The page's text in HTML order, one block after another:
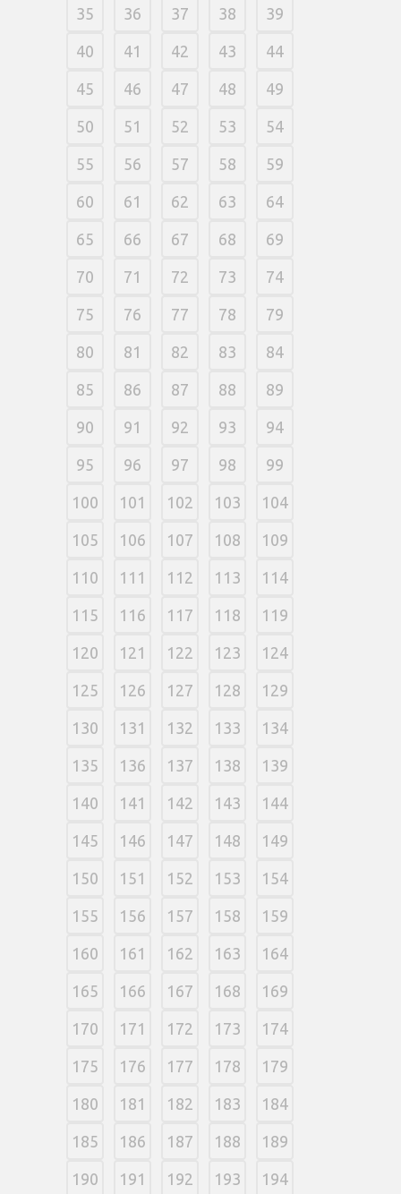
35 36 37 38 39
40 41 42 43 44
45 46 47 48 49
50 51 52 53 54
55 56 57 58 59
60 61 62 63 64
65 66 67 68 69
70 71 72 73 74
75 76 77 78 79
80 81 82 83 84
85 86 87 88 89
90 91 92 93 94
95 96 97 98 99
100 101 102 103 104
105 106 107 108 109
110 111 112 113 114
115 116 117 118 119
120 121 122 123 124
125 126 127 128 129
130 131 132 133 134
135 136 137 138 139
140 141 142 143 144
145 146 147 148 149
150 151 152 153 154
155 156 157 158 159
160 161 162 163 164
165 166 167 168 169
170 171 172 173 174
175 176 177 178 179
180 181 182 183 184
185 186 187 188 189
190 191 192 193 194